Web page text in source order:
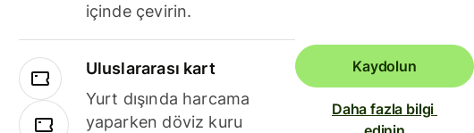
içinde çevirin.
Uluslararası kart
Yurt dışında harcama
yaparken döviz kuru
Kaydolun
Daha fazla bilgi